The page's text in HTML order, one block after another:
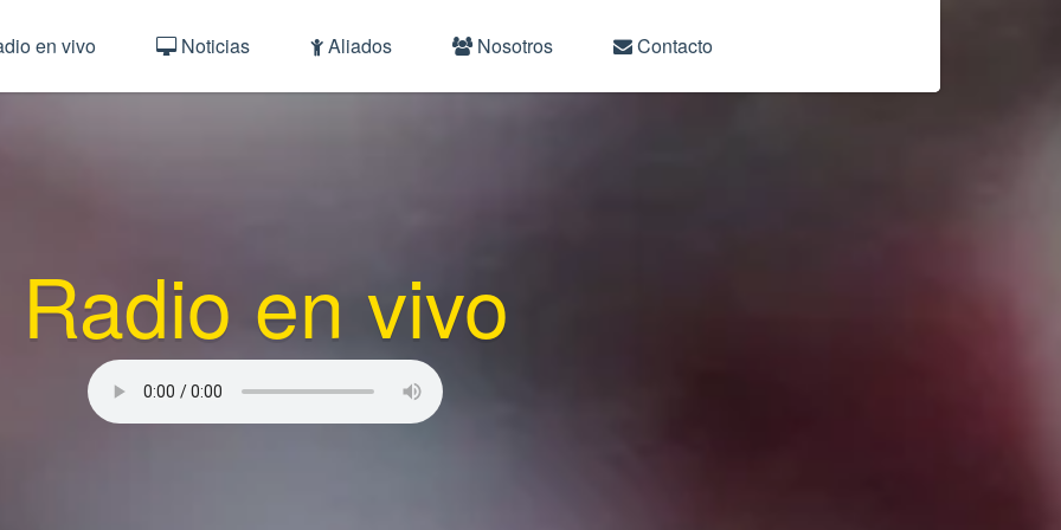
en vivo Noticias Aliados Nosotros Contacto
Radio en vivo